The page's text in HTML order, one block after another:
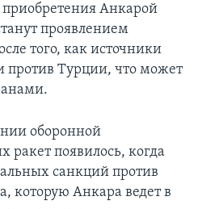
Анкарой
проявлением
того, как источники
против Турции, что может
оборонной
появилось, когда
санкций против
которую Анкара ведет в